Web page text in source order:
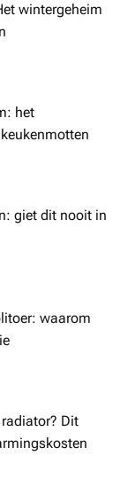
wintergeheim
het
giet dit nooit in
waarom
Dit